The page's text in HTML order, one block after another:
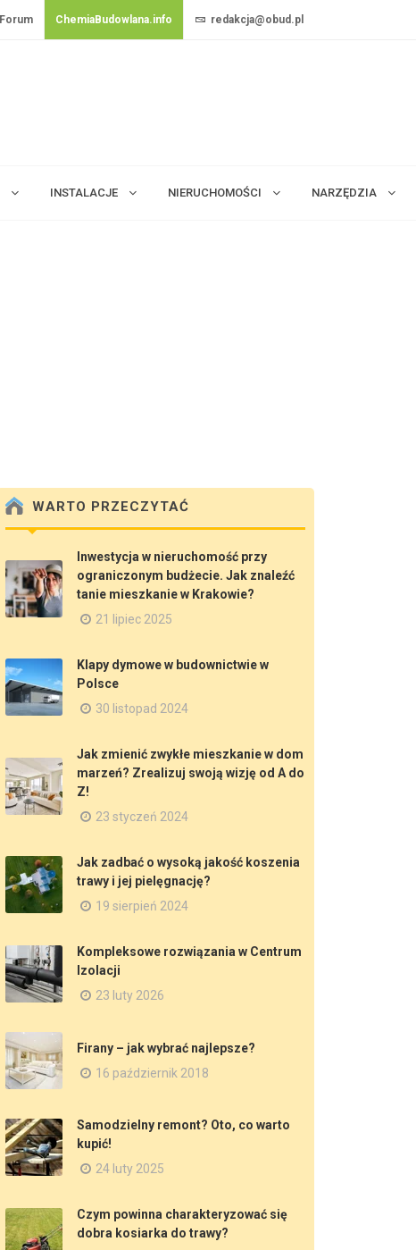
Forum ChemiaBudowlana.info redakcja@obud.pl
INSTALACJE NIERUCHOMOŚCI NARZĘDZIA
WARTO PRZECZYTAĆ
Inwestycja w nieruchomość przy
ograniczonym budżecie. Jak znaleźć
tanie mieszkanie w Krakowie?
21 lipiec 2025
Klapy dymowe w budownictwie w
Polsce
30 listopad 2024
Jak zmienić zwykłe mieszkanie w dom
marzeń? Zrealizuj swoją wizję od A do
Z!
23 styczeń 2024
Jak zadbać o wysoką jakość koszenia
trawy i jej pielęgnację?
19 sierpień 2024
Kompleksowe rozwiązania w Centrum
Izolacji
23 luty 2026
Firany – jak wybrać najlepsze?
16 październik 2018
Samodzielny remont? Oto, co warto
kupić!
24 luty 2025
Czym powinna charakteryzować się
dobra kosiarka do trawy?